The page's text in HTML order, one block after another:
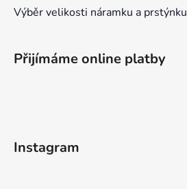
Výběr velikosti náramku a prstýnku
Přijímáme online platby
Instagram